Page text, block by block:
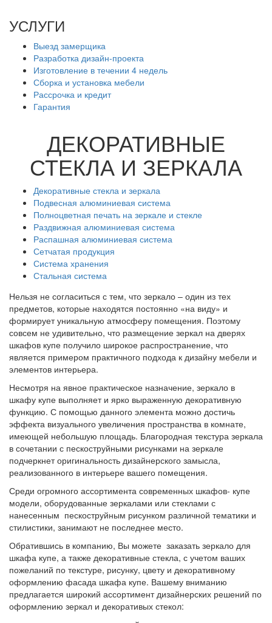
УСЛУГИ
Выезд замерщика
Разработка дизайн-проекта
Изготовление в течении 4 недель
Сборка и установка мебели
Рассрочка и кредит
Гарантия
ДЕКОРАТИВНЫЕ
СТЕКЛА И ЗЕРКАЛА
Декоративные стекла и зеркала
Подвесная алюминиевая система
Полноцветная печать на зеркале и стекле
Раздвижная алюминиевая система
Распашная алюминиевая система
Сетчатая продукция
Система хранения
Стальная система
Нельзя не согласиться с тем, что зеркало – один из тех
предметов, которые находятся постоянно «на виду» и
формирует уникальную атмосферу помещения. Поэтому
совсем не удивительно, что размещение зеркал на дверях
шкафов купе получило широкое распространение, что
является примером практичного подхода к дизайну мебели и
элементов интерьера.
Несмотря на явное практическое назначение, зеркало в
шкафу купе выполняет и ярко выраженную декоративную
функцию. С помощью данного элемента можно достичь
эффекта визуального увеличения пространства в комнате,
имеющей небольшую площадь. Благородная текстура зеркала
в сочетании с пескоструйными рисунками на зеркале
подчеркнет оригинальность дизайнерского замысла,
реализованного в интерьере вашего помещения.
Среди огромного ассортимента современных шкафов- купе
модели, оборудованные зеркалами или стеклами с
нанесенным пескоструйным рисунком различной тематики и
стилистики, занимают не последнее место.
Обратившись в компанию, Вы можете заказать зеркало для
шкафа купе, а также декоративные стекла, с учетом ваших
пожеланий по текстуре, рисунку, цвету и декоративному
оформлению фасада шкафа купе. Вашему вниманию
предлагается широкий ассортимент дизайнерских решений по
оформлению зеркал и декоративых стекол: